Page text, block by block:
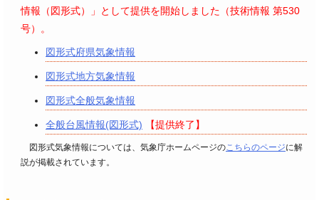
情報（図形式）」として提供を開始しました（技術情報 第530
号）。
図形式府県気象情報
図形式地方気象情報
図形式全般気象情報
全般台風情報(図形式) 【提供終了】
図形式気象情報については、気象庁ホームページのこちらのページに解
説が掲載されています。